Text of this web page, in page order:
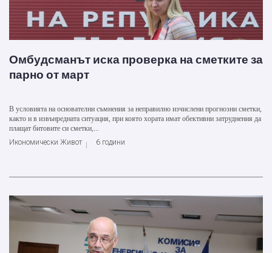
Омбудсманът иска проверка на сметките за
парно от март
В условията на основателни съмнения за неправилно изчислени прогнозни сметки,
както и в извънредната ситуация, при която хората имат обективни затруднения да
плащат битовите си сметки,...
Икономически Живот
6 години